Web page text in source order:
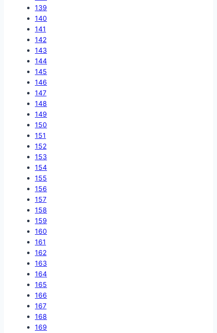
139
140
141
142
143
144
145
146
147
148
149
150
151
152
153
154
155
156
157
158
159
160
161
162
163
164
165
166
167
168
169